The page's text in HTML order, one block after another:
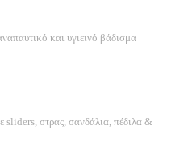
και υγιεινό βάδισμα
sliders, στρας, σανδάλια, πέδιλα &